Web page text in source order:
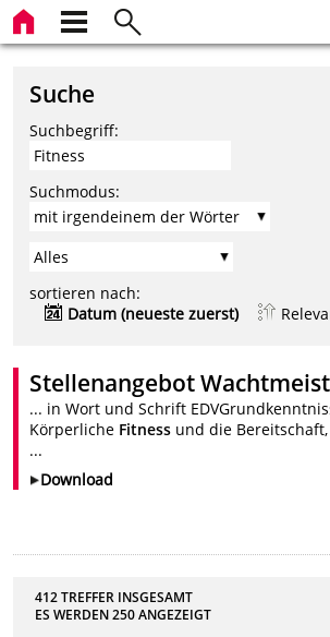
Suche
Suchbegriff:
Suchmodus:
sortieren nach:
Datum (neueste zuerst)
Stellenangebot
... in Wort und Schrift
Körperliche Fitness und die
...
Download
412 TREFFER INSGESAMT
ES WERDEN250ANGEZEIGT